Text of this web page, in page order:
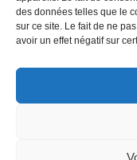
des données telles que le
sur ce site. Le fait de ne
avoir un effet négatif sur
Secondaire séances
Tous les exercices de